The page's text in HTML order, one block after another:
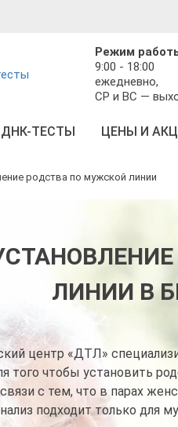
Режим
9:00 - 18:00
ежедневно,
СР и ВС —
ДНК-ТЕСТЫ ЦЕНЫ И
родства по мужской линии
ЛИНИИ В
центр «ДТЛ»
того чтобы установить
с тем, что в парах
подходит только для